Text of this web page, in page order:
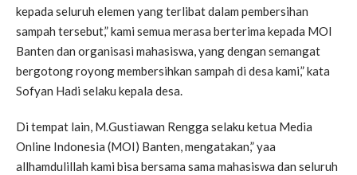
kepada seluruh elemen yang terlibat dalam pembersihan
sampah tersebut,” kami semua merasa berterima kepada MOI
Banten dan organisasi mahasiswa, yang dengan semangat
bergotong royong membersihkan sampah di desa kami,” kata
Sofyan Hadi selaku kepala desa.
Di tempat lain, M.Gustiawan Rengga selaku ketua Media
Online Indonesia (MOI) Banten, mengatakan,” yaa
allhamdulillah kami bisa bersama sama mahasiswa dan seluruh